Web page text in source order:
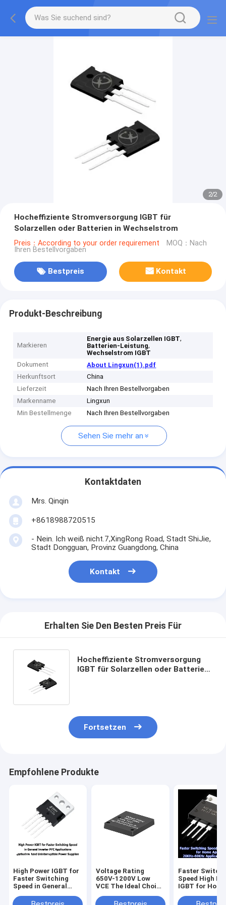
2/2
Hocheffiziente Stromversorgung IGBT für
Solarzellen oder Batterien in Wechselstrom
Preis：According to your order requirement MOQ：Nach
Ihren Bestellvorgaben
Bestpreis Kontakt
Produkt-Beschreibung
Markieren
Energie aus Solarzellen IGBT,
Batterien-Leistung,
Wechselstrom IGBT
Dokument
About Lingxun(1).pdf
Herkunftsort
China
Lieferzeit
Nach Ihren Bestellvorgaben
Markenname
Lingxun
Min Bestellmenge
Nach Ihren Bestellvorgaben
Sehen Sie mehr an
Kontaktdaten
Mrs. Qinqin
+8618988720515
- Nein. Ich weiß nicht.7,XingRong Road, Stadt ShiJie,
Stadt Dongguan, Provinz Guangdong, China
Kontakt
Erhalten Sie Den Besten Preis Für
Hocheffiziente Stromversorgung
IGBT für Solarzellen oder Batterien
Fortsetzen
Empfohlene Produkte
High Power IGBT for
Faster Switching
Speed in General
Applications and
Voltage Rating
650V-1200V Low
VCE The Ideal Choice
Applications
Faster
Speed High
IGBT for Home
60KHz